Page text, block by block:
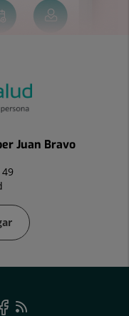
Juan Bravo
Feed
Este